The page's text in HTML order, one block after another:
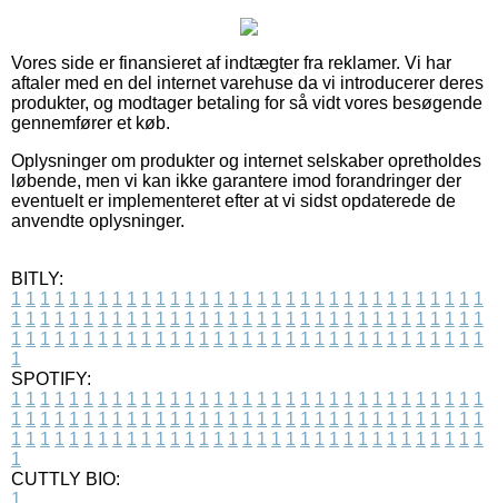
Vores side er finansieret af indtægter fra reklamer. Vi har
aftaler med en del internet varehuse da vi introducerer deres
produkter, og modtager betaling for så vidt vores besøgende
gennemfører et køb.
Oplysninger om produkter og internet selskaber opretholdes
løbende, men vi kan ikke garantere imod forandringer der
eventuelt er implementeret efter at vi sidst opdaterede de
anvendte oplysninger.
BITLY:
1 1 1 1 1 1 1 1 1 1 1 1 1 1 1 1 1 1 1 1 1 1 1 1 1 1 1 1 1 1 1 1 1
1 1 1 1 1 1 1 1 1 1 1 1 1 1 1 1 1 1 1 1 1 1 1 1 1 1 1 1 1 1 1 1 1
1 1 1 1 1 1 1 1 1 1 1 1 1 1 1 1 1 1 1 1 1 1 1 1 1 1 1 1 1 1 1 1 1
1
SPOTIFY:
1 1 1 1 1 1 1 1 1 1 1 1 1 1 1 1 1 1 1 1 1 1 1 1 1 1 1 1 1 1 1 1 1
1 1 1 1 1 1 1 1 1 1 1 1 1 1 1 1 1 1 1 1 1 1 1 1 1 1 1 1 1 1 1 1 1
1 1 1 1 1 1 1 1 1 1 1 1 1 1 1 1 1 1 1 1 1 1 1 1 1 1 1 1 1 1 1 1 1
1
CUTTLY BIO:
1